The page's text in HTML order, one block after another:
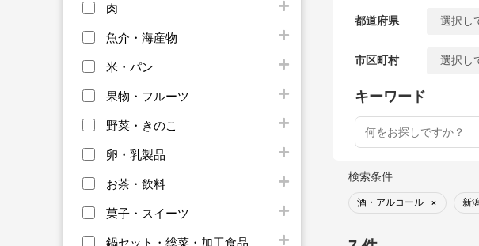
肉
魚介・海産物
米・パン
果物・フルーツ
野菜・きのこ
卵・乳製品
お茶・飲料
菓子・スイーツ
鍋セット・総菜・加工食品
都道府県
市区町村
キーワード
検索条件
酒・アルコール × 新